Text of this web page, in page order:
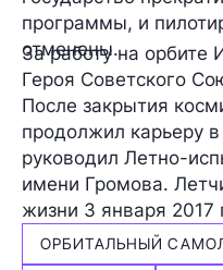
программы, и
отменены.
За работу на орбите
Героя Советского
После закрытия
продолжил карьеру
руководил Летно-
имени Громова.
жизни 3 января 2017
ОРБИТАЛЬНЫЙ